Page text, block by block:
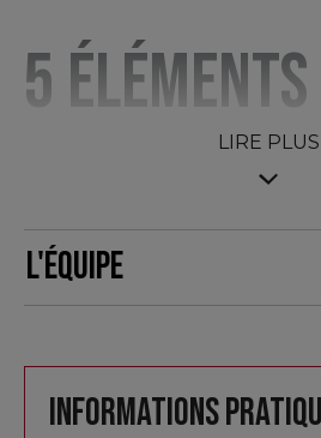
5 éléments
marquants
Artemisia
père, l’artiste toscan Orazio
direct etami du Caravage;
LIRE PLUS
L'équipe
Informations